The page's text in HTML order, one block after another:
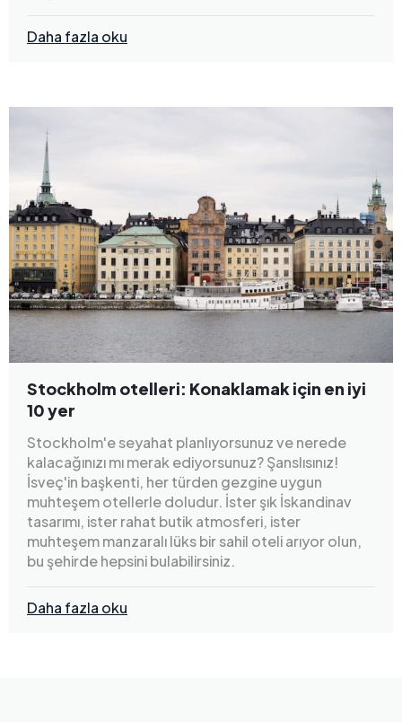
Daha fazla oku
Stockholm otelleri: Konaklamak için en iyi
10 yer
Stockholm'e seyahat planlıyorsunuz ve nerede
kalacağınızı mı merak ediyorsunuz? Şanslısınız!
İsveç'in başkenti, her türden gezgine uygun
muhteşem otellerle doludur. İster şık İskandinav
tasarımı, ister rahat butik atmosferi, ister
muhteşem manzaralı lüks bir sahil oteli arıyor olun,
bu şehirde hepsini bulabilirsiniz.
Daha fazla oku